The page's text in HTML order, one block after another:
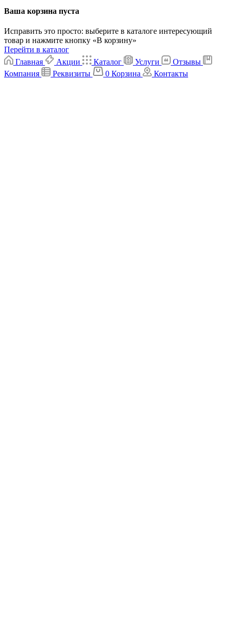
Ваша корзина пуста
Исправить это просто: выберите в каталоге интересующий
товар и нажмите кнопку «В корзину»
Перейти в каталог
Главная
Акции Каталог Услуги
Отзывы
Компания
Реквизиты 0 Корзина Контакты